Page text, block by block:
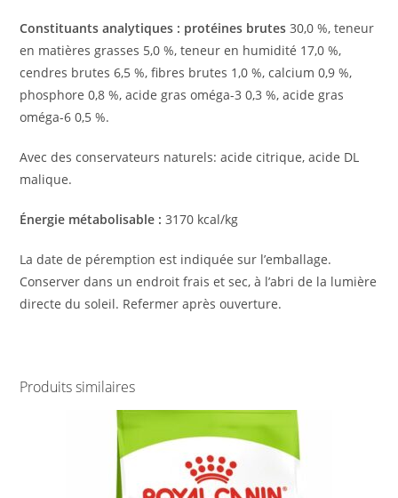
‎Constituants analytiques : protéines brutes ‎‎30,0 %, teneur
en matières grasses 5,0 %, teneur en humidité 17,0 %,
cendres brutes 6,5 %, fibres brutes 1,0 %, calcium 0,9 %,
phosphore 0,8 %, acide gras oméga-3 0,3 %, acide gras
oméga-6 0,5 %.‎
‎Avec des conservateurs naturels: acide citrique, acide DL
malique.‎
‎Énergie métabolisable : ‎‎3170 kcal/kg‎
‎La date de péremption est indiquée sur l’emballage.
Conserver dans un endroit frais et sec, à l’abri de la lumière
directe du soleil. Refermer après ouverture.‎
Produits similaires